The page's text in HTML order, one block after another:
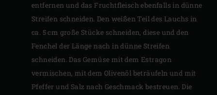
entfernen und das Fruchtfleisch ebenfalls in dünne
Streifen schneiden. Den weißen Teil des Lauchs in
ca. 5 cm große Stücke schneiden, diese und den
Fenchel der Länge nach in dünne Streifen
schneiden. Das Gemüse mit dem Estragon
vermischen, mit dem Olivenöl beträufeln und mit
Pfeffer und Salz nach Geschmack bestreuen. Die